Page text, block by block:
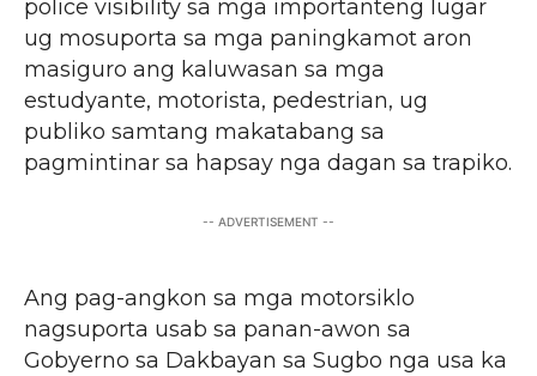
police visibility sa mga importanteng lugar
ug mosuporta sa mga paningkamot aron
masiguro ang kaluwasan sa mga
estudyante, motorista, pedestrian, ug
publiko samtang makatabang sa
pagmintinar sa hapsay nga dagan sa trapiko.
-- ADVERTISEMENT --
Ang pag-angkon sa mga motorsiklo
nagsuporta usab sa panan-awon sa
Gobyerno sa Dakbayan sa Sugbo nga usa ka